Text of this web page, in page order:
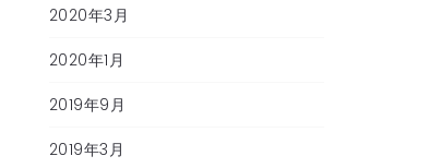
2020年3月
2020年1月
2019年9月
2019年3月